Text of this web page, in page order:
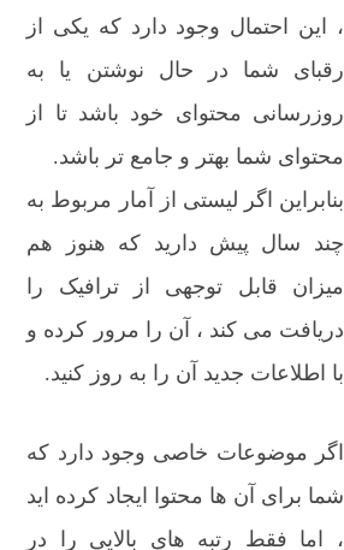
، این احتمال وجود دارد که یکی از
رقبای شما در حال نوشتن یا به
روزرسانی محتوای خود باشد تا از
محتوای شما بهتر و جامع تر باشد.
بنابراین اگر لیستی از آمار مربوط به
چند سال پیش دارید که هنوز هم
میزان قابل توجهی از ترافیک را
دریافت می کند ، آن را مرور کرده و
با اطلاعات جدید آن را به روز کنید.
اگر موضوعات خاصی وجود دارد که
شما برای آن ها محتوا ایجاد کرده اید
، اما فقط رتبه های بالایی را در